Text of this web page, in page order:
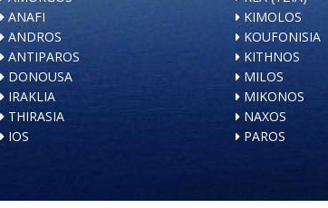
ANAFI
ANDROS
ANTIPAROS
DONOUSA
IRAKLIA
THIRASIA
IOS
KIMOLOS
KOUFONISIA
KITHNOS
MILOS
MIKONOS
NAXOS
PAROS